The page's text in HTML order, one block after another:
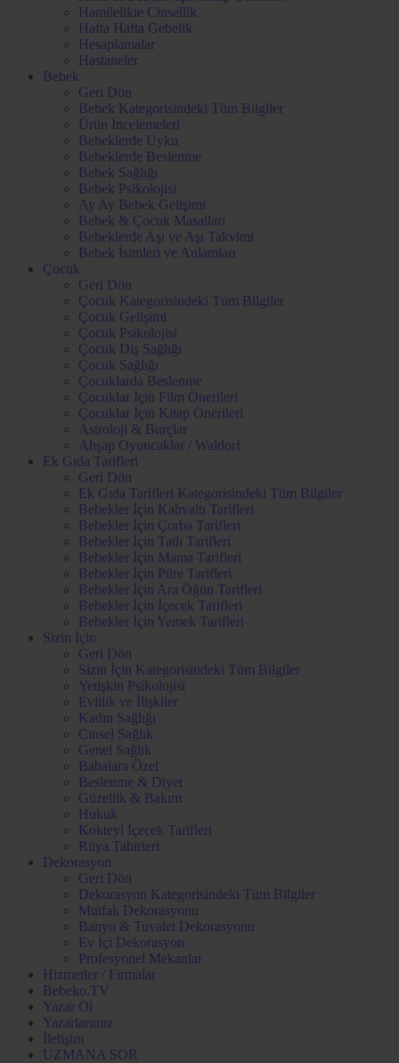
Hamilelikte Cinsellik
Hafta Hafta Gebelik
Hesaplamalar
Hastaneler
Bebek
Geri Dön
Bebek Kategorisindeki Tüm Bilgiler
Ürün İncelemeleri
Bebeklerde Uyku
Bebeklerde Beslenme
Bebek Sağlığı
Bebek Psikolojisi
Ay Ay Bebek Gelişimi
Bebek & Çocuk Masalları
Bebeklerde Aşı ve Aşı Takvimi
Bebek İsimleri ve Anlamları
Çocuk
Geri Dön
Çocuk Kategorisindeki Tüm Bilgiler
Çocuk Gelişimi
Çocuk Psikolojisi
Çocuk Diş Sağlığı
Çocuk Sağlığı
Çocuklarda Beslenme
Çocuklar İçin Film Önerileri
Çocuklar İçin Kitap Önerileri
Astroloji & Burçlar
Ahşap Oyuncaklar / Waldorf
Ek Gıda Tarifleri
Geri Dön
Ek Gıda Tarifleri Kategorisindeki Tüm Bilgiler
Bebekler İçin Kahvaltı Tarifleri
Bebekler İçin Çorba Tarifleri
Bebekler İçin Tatlı Tarifleri
Bebekler İçin Mama Tarifleri
Bebekler İçin Püre Tarifleri
Bebekler İçin Ara Öğün Tarifleri
Bebekler İçin İçecek Tarifleri
Bebekler İçin Yemek Tarifleri
Sizin İçin
Geri Dön
Sizin İçin Kategorisindeki Tüm Bilgiler
Yetişkin Psikolojisi
Evlilik ve İlişkiler
Kadın Sağlığı
Cinsel Sağlık
Genel Sağlık
Babalara Özel
Beslenme & Diyet
Güzellik & Bakım
Hukuk
Kokteyl İçecek Tarifleri
Rüya Tabirleri
Dekorasyon
Geri Dön
Dekorasyon Kategorisindeki Tüm Bilgiler
Mutfak Dekorasyonu
Banyo & Tuvalet Dekorasyonu
Ev İçi Dekorasyon
Profesyonel Mekanlar
Hizmetler / Firmalar
Bebeko.TV
Yazar Ol
Yazarlarımız
İletişim
UZMANA SOR